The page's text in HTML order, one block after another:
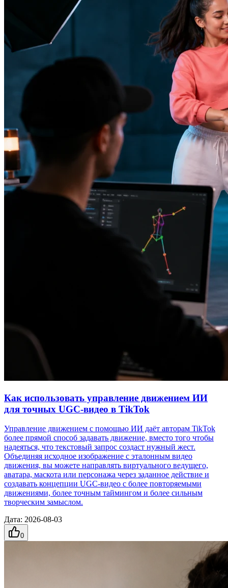
Как использовать управление движением ИИ
для точных UGC-видео в TikTok
Управление движением с помощью ИИ даёт авторам TikTok
более прямой способ задавать движение, вместо того чтобы
надеяться, что текстовый запрос создаст нужный жест.
Объединяя исходное изображение с эталонным видео
движения, вы можете направлять виртуального ведущего,
аватара, маскота или персонажа через заданное действие и
создавать концепции UGC-видео с более повторяемыми
движениями, более точным таймингом и более сильным
творческим замыслом.
Дата: 2026-08-03
0